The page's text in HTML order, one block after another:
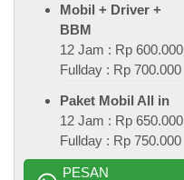
Mobil + Driver +
BBM
12 Jam : Rp 600.000
Fullday : Rp 700.000
Paket Mobil All in
12 Jam : Rp 650.000
Fullday : Rp 750.000
PESAN